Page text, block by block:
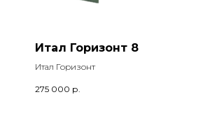
Итал Горизонт 8
Итал Горизонт
275 000 р.